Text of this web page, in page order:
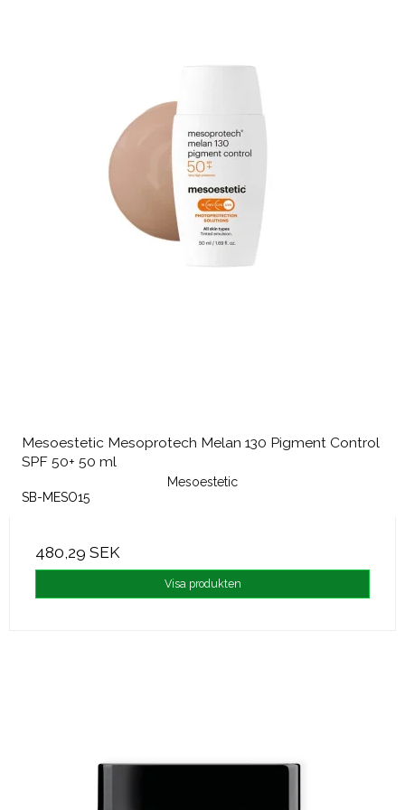
Mesoestetic Mesoprotech Melan 130 Pigment Control
SPF 50+ 50 ml
Mesoestetic
SB-MESO15
480,29 SEK
Visa produkten